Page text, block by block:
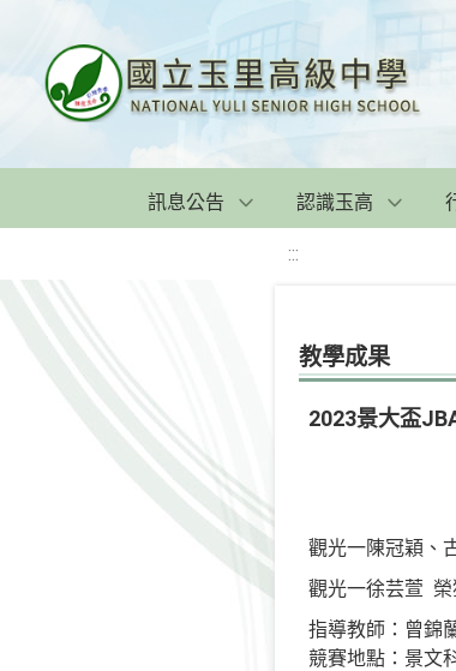
訊息公告 認識玉高
:::
教學成果
2023景大盃
觀光一陳冠穎、
觀光一徐芸萱
指導教師：曾錦
競賽地點：景文